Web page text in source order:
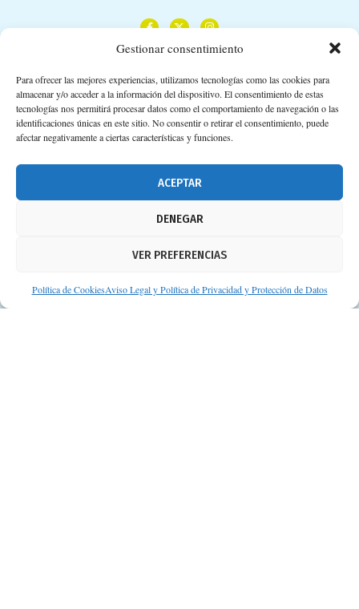
Gestionar consentimiento
Para ofrecer las mejores experiencias, utilizamos tecnologías como las cookies para
almacenar y/o acceder a la información del dispositivo. El consentimiento de estas
tecnologías nos permitirá procesar datos como el comportamiento de navegación o las
identificaciones únicas en este sitio. No consentir o retirar el consentimiento, puede
afectar negativamente a ciertas características y funciones.
ACEPTAR
DENEGAR
VER PREFERENCIAS
Política de CookiesAviso Legal y Política de Privacidad y Protección de Datos
Calle Camino de los Descubrimientos, 11,
Planta 3ª 41092 – Sevilla
674 02 62 03
Aviso legal
Protección de datos personales
Suscripción a Newsletter